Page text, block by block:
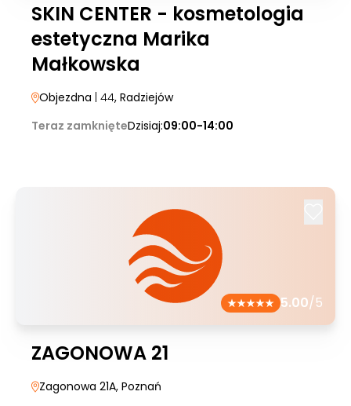
SKIN CENTER - kosmetologia
estetyczna Marika
Małkowska
Objezdna | 44, Radziejów
Teraz zamknięteDzisiaj:09:00-14:00
5.00/5
ZAGONOWA 21
Zagonowa 21A, Poznań